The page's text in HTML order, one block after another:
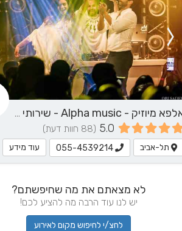
אלפא מיוזיק - Alpha music - שירותי מוזיקה
5.0 (88 חוות דעת)
תל-אביב 055-4539214 עוד מידע
לא מצאתם את מה שחיפשתם?
יש לנו עוד הרבה מה להציע לכם!
לחצ/י לחיפוש מקום לאירוע